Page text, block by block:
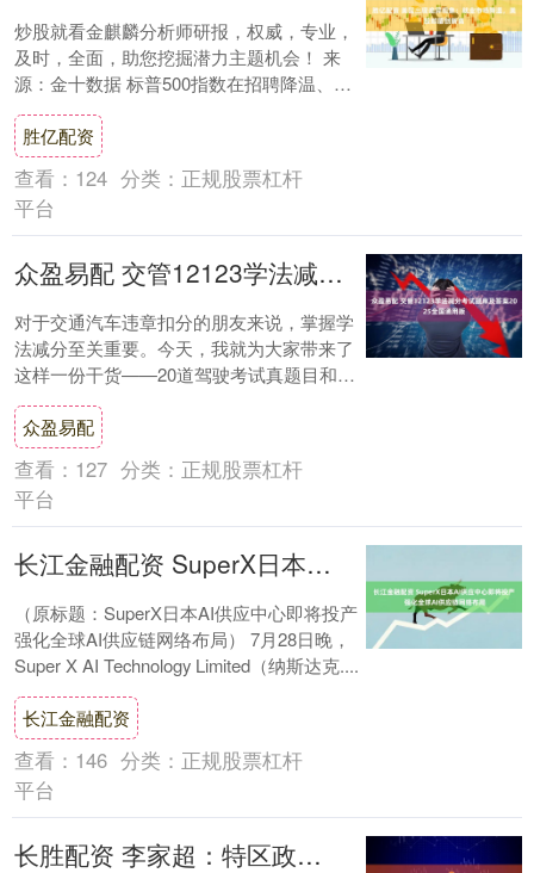
炒股就看金麒麟分析师研报，权威，专业，
及时，全面，助您挖掘潜力主题机会！ 来
源：金十数据 标普500指数在招聘降温、失
业率上升的情况下，却不断创下历史新高，
摩根....
胜亿配资
查看： 124 分类： 正规股票杠杆
平台
众盈易配 交管12123学法减分考试题库及答案2025全国通用版
对于交通汽车违章扣分的朋友来说，掌握学
法减分至关重要。今天，我就为大家带来了
这样一份干货——20道驾驶考试真题目和答
案还有解析，助你轻松应对考试！ 在学法减
分小....
众盈易配
查看： 127 分类： 正规股票杠杆
平台
长江金融配资 SuperX日本AI供应中心即将投产 强化全球AI供应链网络布局
（原标题：SuperX日本AI供应中心即将投产
强化全球AI供应链网络布局） 7月28日晚，
Super X AI Technology Limited（纳斯达克....
长江金融配资
查看： 146 分类： 正规股票杠杆
平台
长胜配资 李家超：特区政府会吸引更多金属和大宗商品在香港储存和交易 推动黄金业务和相关金融服务的发展